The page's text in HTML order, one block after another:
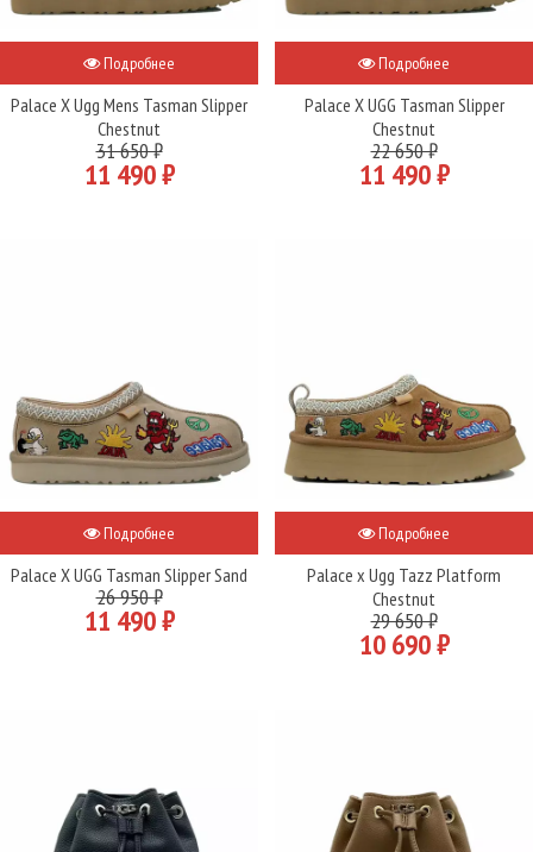
Подробнее
Palace X Ugg Mens Tasman Slipper
Chestnut
31 650 ₽
11 490 ₽
Подробнее
Palace X UGG Tasman Slipper
Chestnut
22 650 ₽
11 490 ₽
Подробнее
Palace X UGG Tasman Slipper Sand
26 950 ₽
11 490 ₽
Подробнее
Palace x Ugg Tazz Platform
Chestnut
29 650 ₽
10 690 ₽